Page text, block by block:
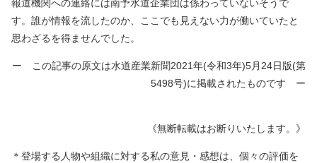
報道機関への連絡には南予水道企業団は係わっていないそうで
す。誰が情報を流したのか、ここでも見えない力が働いていたと
思わざるを得ませんでした。
ー この記事の原文は水道産業新聞2021年(令和3年)5月24日版(第
5498号)に掲載されたものです ー
《無断転載はお断りいたします。》
＊登場する人物や組織に対する私の意見・感想は、個々の評価を